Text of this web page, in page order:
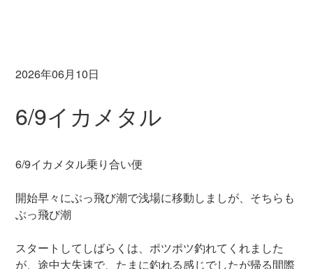
2026年06月10日
6/9イカメタル
6/9イカメタル乗り合い便
開始早々にぶっ飛び潮で浅場に移動しましが、そちらも
ぶっ飛び潮
スタートしてしばらくは、ポツポツ釣れてくれました
が、途中大失速で、たまに釣れる感じでしたが帰る間際